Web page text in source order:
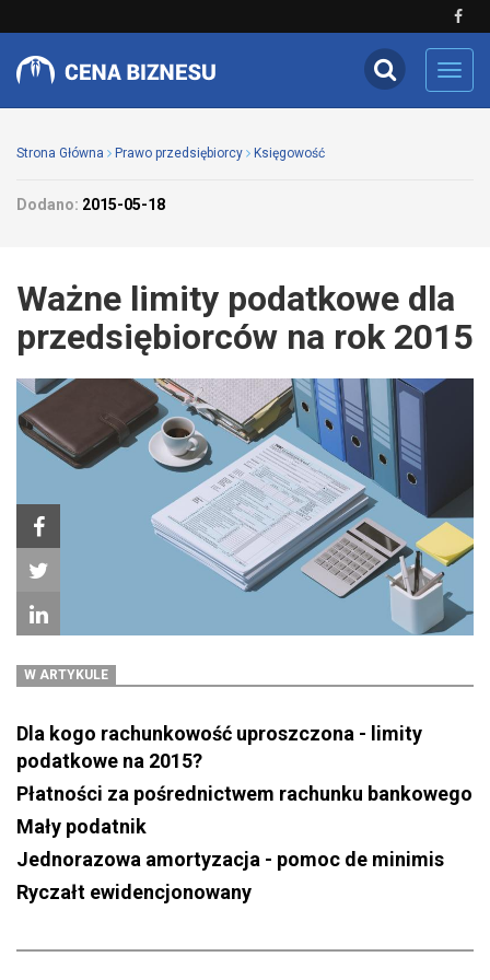
Strona Główna Prawo przedsiębiorcy Księgowość
Dodano: 2015-05-18
Ważne limity podatkowe dla
przedsiębiorców na rok 2015
W ARTYKULE
Dla kogo rachunkowość uproszczona - limity
podatkowe na 2015?
Płatności za pośrednictwem rachunku bankowego
Mały podatnik
Jednorazowa amortyzacja - pomoc de minimis
Ryczałt ewidencjonowany